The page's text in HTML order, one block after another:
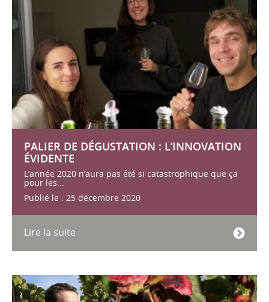
PALIER DE DÉGUSTATION : L’INNOVATION
ÉVIDENTE
L’année 2020 n’aura pas été si catastrophique que ça
pour les...
Publié le : 25 décembre 2020
Lire la suite